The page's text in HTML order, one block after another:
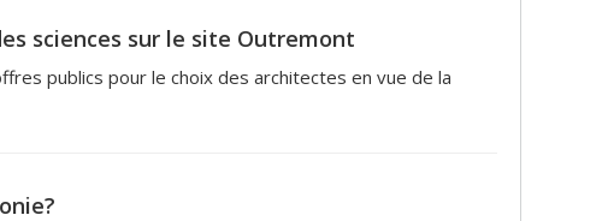
sciences sur le site Outremont
publics pour le choix des architectes en vue de la